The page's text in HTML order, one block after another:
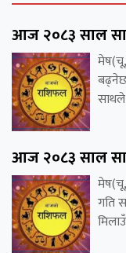
आज २०८३ साल
आज २०८३ साल
गति